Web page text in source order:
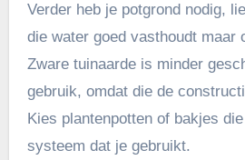
Verder heb je potgrond nodig,
die water goed vasthoudt maar
Zware tuinaarde is minder
gebruik, omdat die de
Kies plantenpotten of bakjes
systeem dat je gebruikt.